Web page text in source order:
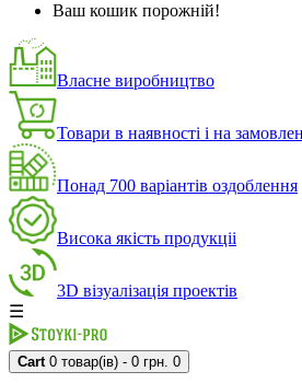
Ваш кошик порожній!
Власне виробництво
Товари в наявності і на
Понад 700 варіантів оздоблення
Висока якість продукціі
3D візуалізація проектів
☰
Cart 0 товар(ів) - 0 грн. 0